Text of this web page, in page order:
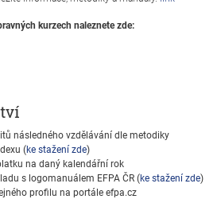
kurzech naleznete zde:
následného vzdělávání dle metodiky
(ke stažení zde)
na daný kalendářní rok
s logomanuálem EFPA ČR (ke stažení zde)
profilu na portále efpa.cz